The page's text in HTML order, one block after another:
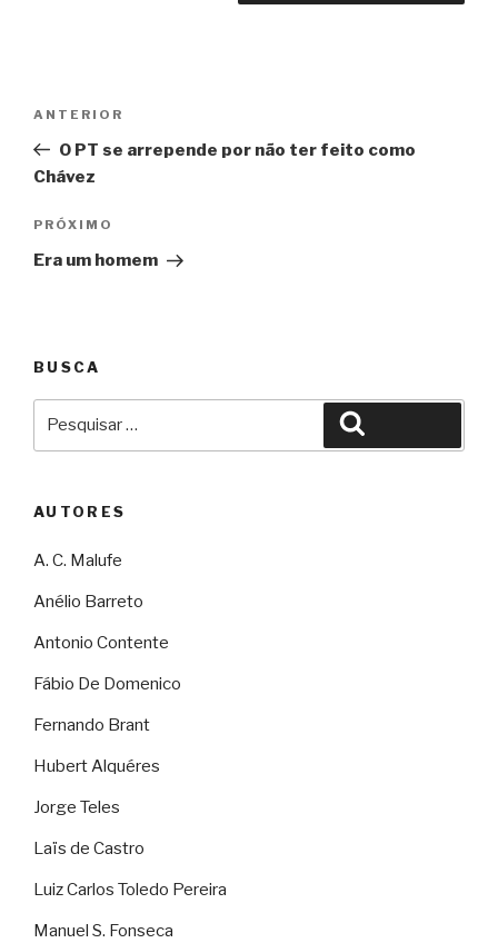
Post
Anterior
ANTERIOR
O PT se arrepende por não ter feito como
Chávez
Próximo
PRÓXIMO
Era um homem
BUSCA
AUTORES
A. C. Malufe
Anélio Barreto
Antonio Contente
Fábio De Domenico
Fernando Brant
Hubert Alquéres
Jorge Teles
Laïs de Castro
Luiz Carlos Toledo Pereira
Manuel S. Fonseca